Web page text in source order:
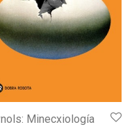
Minecxiología